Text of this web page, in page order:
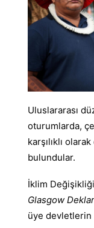
Uluslararası
oturumlarda,
karşılıklı
bulundular.
İklim
Glasgow
üye devletlerin